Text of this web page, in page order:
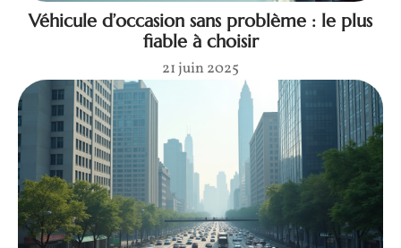
Véhicule d’occasion sans problème : le plus
fiable à choisir
21 juin 2025